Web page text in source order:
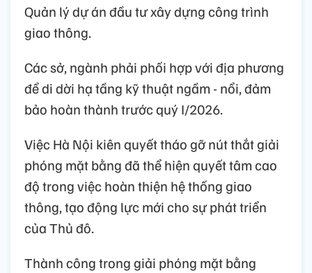
Quản lý dự án đầu tư xây dựng công trình
giao thông.
Các sở, ngành phải phối hợp với địa phương
để di dời hạ tầng kỹ thuật ngầm - nổi, đảm
bảo hoàn thành trước quý I/2026.
Việc Hà Nội kiên quyết tháo gỡ nút thắt giải
phóng mặt bằng đã thể hiện quyết tâm cao
độ trong việc hoàn thiện hệ thống giao
thông, tạo động lực mới cho sự phát triển
của Thủ đô.
Thành công trong giải phóng mặt bằng